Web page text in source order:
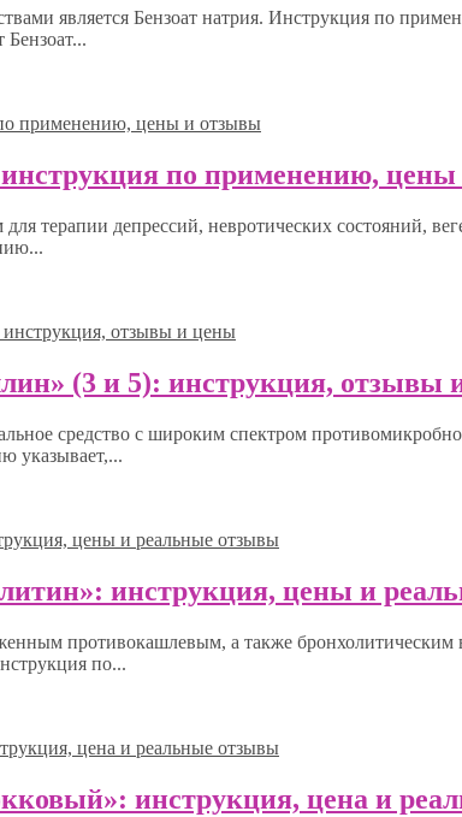
является Бензоат натрия. Инструкция по
по применению,
терапии депрессий, невротических состояний,
(3 и 5): инструкция, отзывы
средство с широким спектром
указывает,...
инструкция, цены и
противокашлевым, а также бронхолитическим
по...
инструкция, цена и